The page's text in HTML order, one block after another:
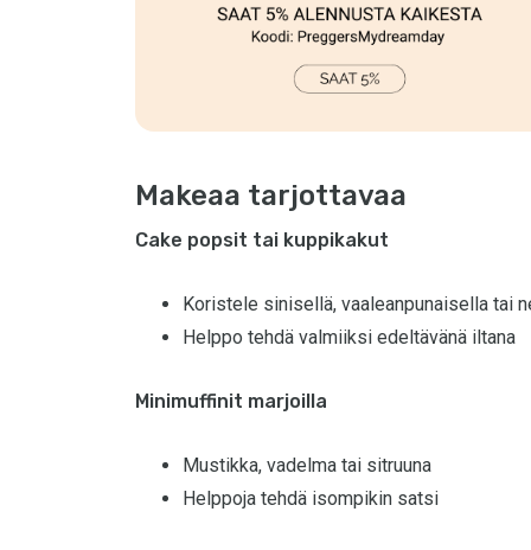
Makeaa tarjottavaa
Cake popsit tai kuppikakut
Koristele sinisellä, vaaleanpunaisella tai
Helppo tehdä valmiiksi edeltävänä iltana
Minimuffinit marjoilla
Mustikka, vadelma tai sitruuna
Helppoja tehdä isompikin satsi